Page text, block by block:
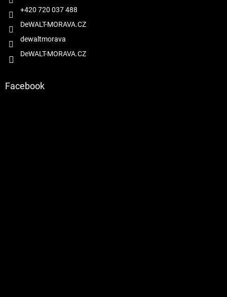
+420 720 037 488
DeWALT-MORAVA.CZ
dewaltmorava
DeWALT-MORAVA.CZ
Facebook